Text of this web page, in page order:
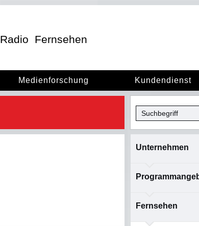
Radio Fernsehen
Medienforschung Kundendienst
Unternehmen
Fernsehen